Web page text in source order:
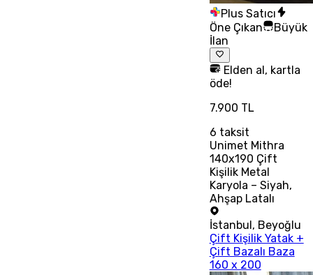
Plus Satıcı
Öne Çıkan
Büyük
İlan
Elden al, kartla
öde!
7.900 TL
6 taksit
Unimet Mithra
140x190 Çift
Kişilik Metal
Karyola – Siyah,
Ahşap Latalı
İstanbul , Beyoğlu
Çift Kişilik Yatak +
Çift Bazalı Baza
160 x 200